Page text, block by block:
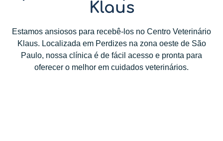
Klaus
Estamos ansiosos para recebê-los no Centro Veterinário
Klaus. Localizada em Perdizes na zona oeste de São
Paulo, nossa clínica é de fácil acesso e pronta para
oferecer o melhor em cuidados veterinários.